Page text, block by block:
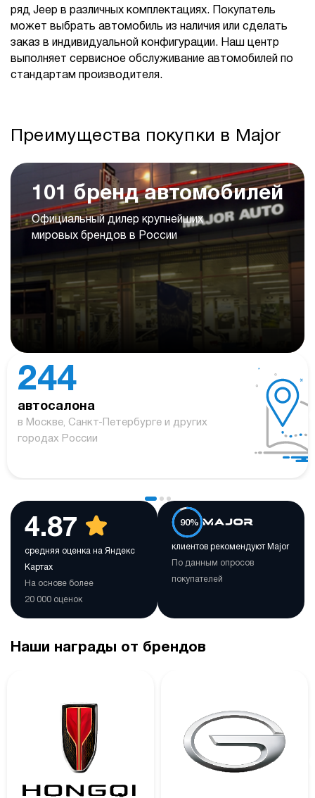
ряд Jeep в различных комплектациях. Покупатель
может выбрать автомобиль из наличия или сделать
заказ в индивидуальной конфигурации. Наш центр
выполняет сервисное обслуживание автомобилей по
стандартам производителя.
Преимущества покупки в Major
101 бренд автомобилей
Официальный дилер крупнейших
мировых брендов в России
244
автосалона
в Москве, Санкт-Петербурге и других
городах России
4.87
средняя оценка на Яндекс
Картах
На основе более
20 000 оценок
90%
клиентов рекомендуют Major
По данным опросов
покупателей
Наши награды от брендов